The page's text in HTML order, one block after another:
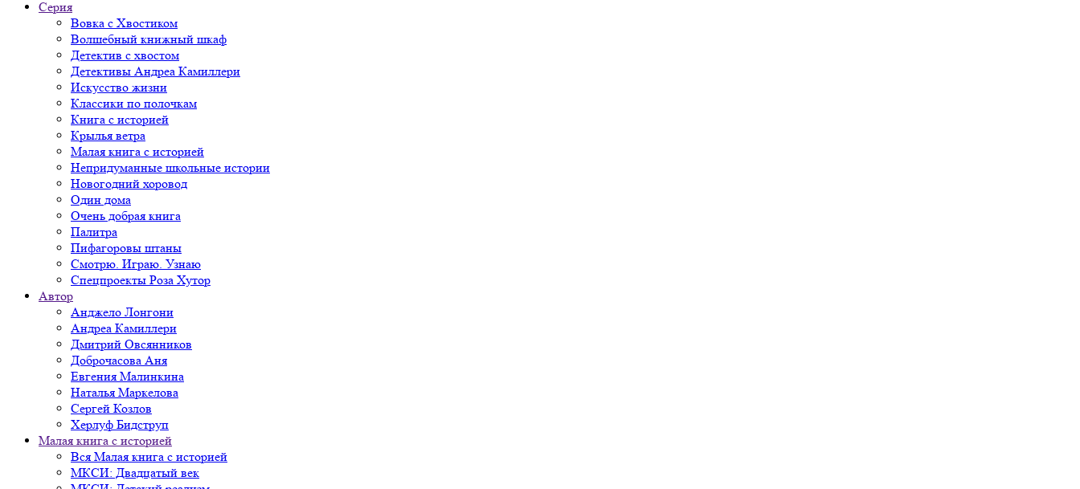
Серия
Вовка с Хвостиком
Волшебный книжный шкаф
Детектив с хвостом
Детективы Андреа Камиллери
Искусство жизни
Классики по полочкам
Книга с историей
Крылья ветра
Малая книга с историей
Непридуманные школьные истории
Новогодний хоровод
Один дома
Очень добрая книга
Палитра
Пифагоровы штаны
Смотрю. Играю. Узнаю
Спецпроекты Роза Хутор
Автор
Анджело Лонгони
Андреа Камиллери
Дмитрий Овсянников
Доброчасова Аня
Евгения Малинкина
Наталья Маркелова
Сергей Козлов
Херлуф Бидструп
Малая книга с историей
Вся Малая книга с историей
МКСИ: Двадцатый век